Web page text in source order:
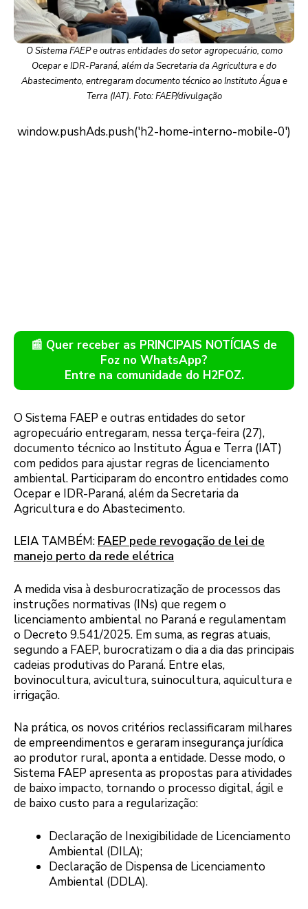
O Sistema FAEP e outras entidades do setor agropecuário, como
Ocepar e IDR-Paraná, além da Secretaria da Agricultura e do
Abastecimento, entregaram documento técnico ao Instituto Água e
Terra (IAT). Foto: FAEP/divulgação
📰 Quer receber as PRINCIPAIS NOTÍCIAS de
Foz no WhatsApp?
Entre na comunidade do H2FOZ.
O Sistema FAEP e outras entidades do setor
agropecuário entregaram, nessa terça-feira (27),
documento técnico ao Instituto Água e Terra (IAT)
com pedidos para ajustar regras de licenciamento
ambiental. Participaram do encontro entidades como
Ocepar e IDR-Paraná, além da Secretaria da
Agricultura e do Abastecimento.
LEIA TAMBÉM: FAEP pede revogação de lei de
manejo perto da rede elétrica
A medida visa à desburocratização de processos das
instruções normativas (INs) que regem o
licenciamento ambiental no Paraná e regulamentam
o Decreto 9.541/2025. Em suma, as regras atuais,
segundo a FAEP, burocratizam o dia a dia das principais
cadeias produtivas do Paraná. Entre elas,
bovinocultura, avicultura, suinocultura, aquicultura e
irrigação.
Na prática, os novos critérios reclassificaram milhares
de empreendimentos e geraram insegurança jurídica
ao produtor rural, aponta a entidade. Desse modo, o
Sistema FAEP apresenta as propostas para atividades
de baixo impacto, tornando o processo digital, ágil e
de baixo custo para a regularização:
Declaração de Inexigibilidade de Licenciamento
Ambiental (DILA);
Declaração de Dispensa de Licenciamento
Ambiental (DDLA).